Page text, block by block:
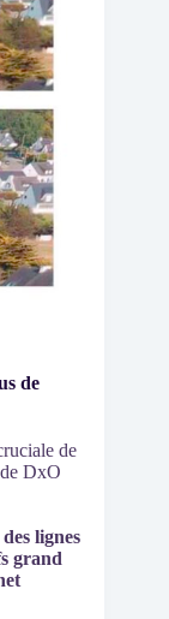
de
de
DxO
lignes
grand